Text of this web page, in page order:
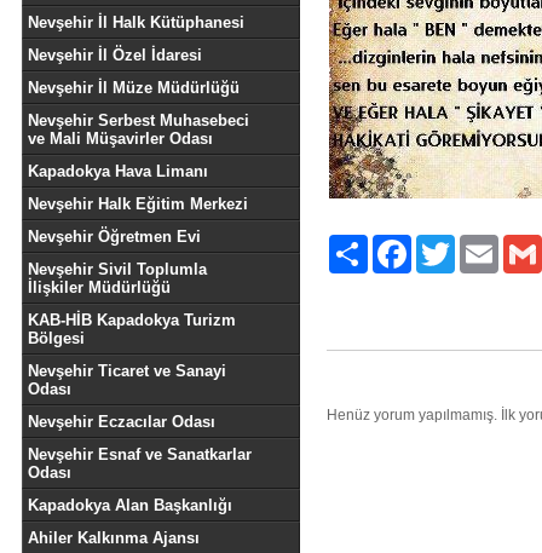
Nevşehir İl Halk Kütüphanesi
Nevşehir İl Özel İdaresi
Nevşehir İl Müze Müdürlüğü
Nevşehir Serbest Muhasebeci
ve Mali Müşavirler Odası
Kapadokya Hava Limanı
Nevşehir Halk Eğitim Merkezi
Nevşehir Öğretmen Evi
Nevşehir Sivil Toplumla
İlişkiler Müdürlüğü
KAB-HİB Kapadokya Turizm
Bölgesi
Nevşehir Ticaret ve Sanayi
Odası
Nevşehir Eczacılar Odası
Nevşehir Esnaf ve Sanatkarlar
Odası
Kapadokya Alan Başkanlığı
Ahiler Kalkınma Ajansı
Paylaş FacebookTwitter Email
Henüz yorum yapılmamış. İlk